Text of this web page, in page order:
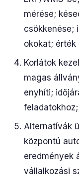
mérése;
csökkenése;
okokat; érték
Korlátok
magas
enyhíti;
Alternatívák
központú
eredmények
vállalkozási